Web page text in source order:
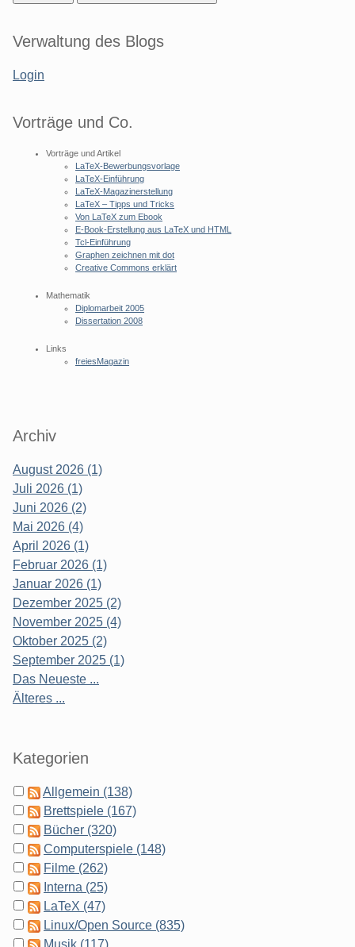
Seitenleiste
Verwaltung des Blogs
Login
Vorträge und Co.
Vorträge und Artikel
LaTeX-Bewerbungsvorlage
LaTeX-Einführung
LaTeX-Magazinerstellung
LaTeX – Tipps und Tricks
Von LaTeX zum Ebook
E-Book-Erstellung aus LaTeX und HTML
Tcl-Einführung
Graphen zeichnen mit dot
Creative Commons erklärt
Mathematik
Diplomarbeit 2005
Dissertation 2008
Links
freiesMagazin
Archiv
August 2026 (1)
Juli 2026 (1)
Juni 2026 (2)
Mai 2026 (4)
April 2026 (1)
Februar 2026 (1)
Januar 2026 (1)
Dezember 2025 (2)
November 2025 (4)
Oktober 2025 (2)
September 2025 (1)
Das Neueste ...
Älteres ...
Kategorien
Allgemein (138)
Brettspiele (167)
Bücher (320)
Computerspiele (148)
Filme (262)
Interna (25)
LaTeX (47)
Linux/Open Source (835)